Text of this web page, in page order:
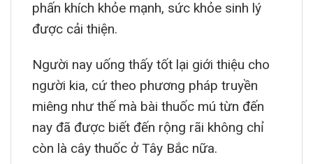
phấn khích khỏe mạnh, sức khỏe sinh lý
được cải thiện.
Người nay uống thấy tốt lại giới thiệu cho
người kia, cứ theo phương pháp truyền
miêng như thế mà bài thuốc mú từn đến
nay đã được biết đến rộng rãi không chỉ
còn là cây thuốc ở Tây Bắc nữa.